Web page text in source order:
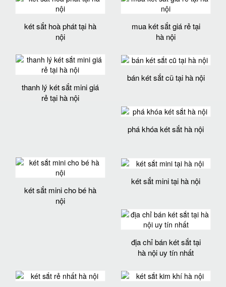
két sắt hoà phát tại hà
nội
mua két sắt giá rẻ tại
hà nội
thanh lý két sắt mini giá
rẻ tại hà nội
bán két sắt cũ tại hà nội
phá khóa két sắt hà nội
két sắt mini cho bé hà
nội
két sắt mini tại hà nội
địa chỉ bán két sắt tại
hà nội uy tín nhất